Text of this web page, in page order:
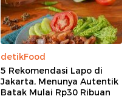
detikFood
5 Rekomendasi Lapo di
Jakarta, Menunya Autentik
Batak Mulai Rp30 Ribuan